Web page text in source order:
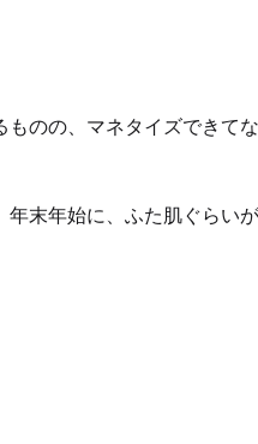
のの、マネタイズできてな
末年始に、ふた肌ぐらい